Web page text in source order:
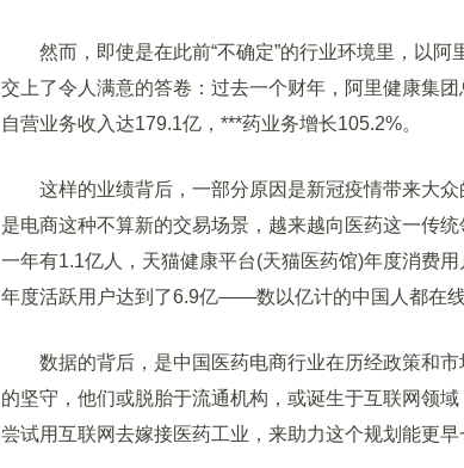
然而，即使是在此前“不确定”的行业环境里，以阿
交上了令人满意的答卷：过去一个财年，阿里健康集
自营业务收入达179.1亿，***药业务增长105.2%。
这样的业绩背后，一部分原因是新冠疫情带来大众
是电商这种不算新的交易场景，越来越向医药这一传
一年有1.1亿人，天猫健康平台(天猫医药馆)年度消费
年度活跃用户达到了6.9亿——数以亿计的中国人都在
数据的背后，是中国医药电商行业在历经政策和市
的坚守，他们或脱胎于流通机构，或诞生于互联网领
尝试用互联网去嫁接医药工业，来助力这个规划能更早